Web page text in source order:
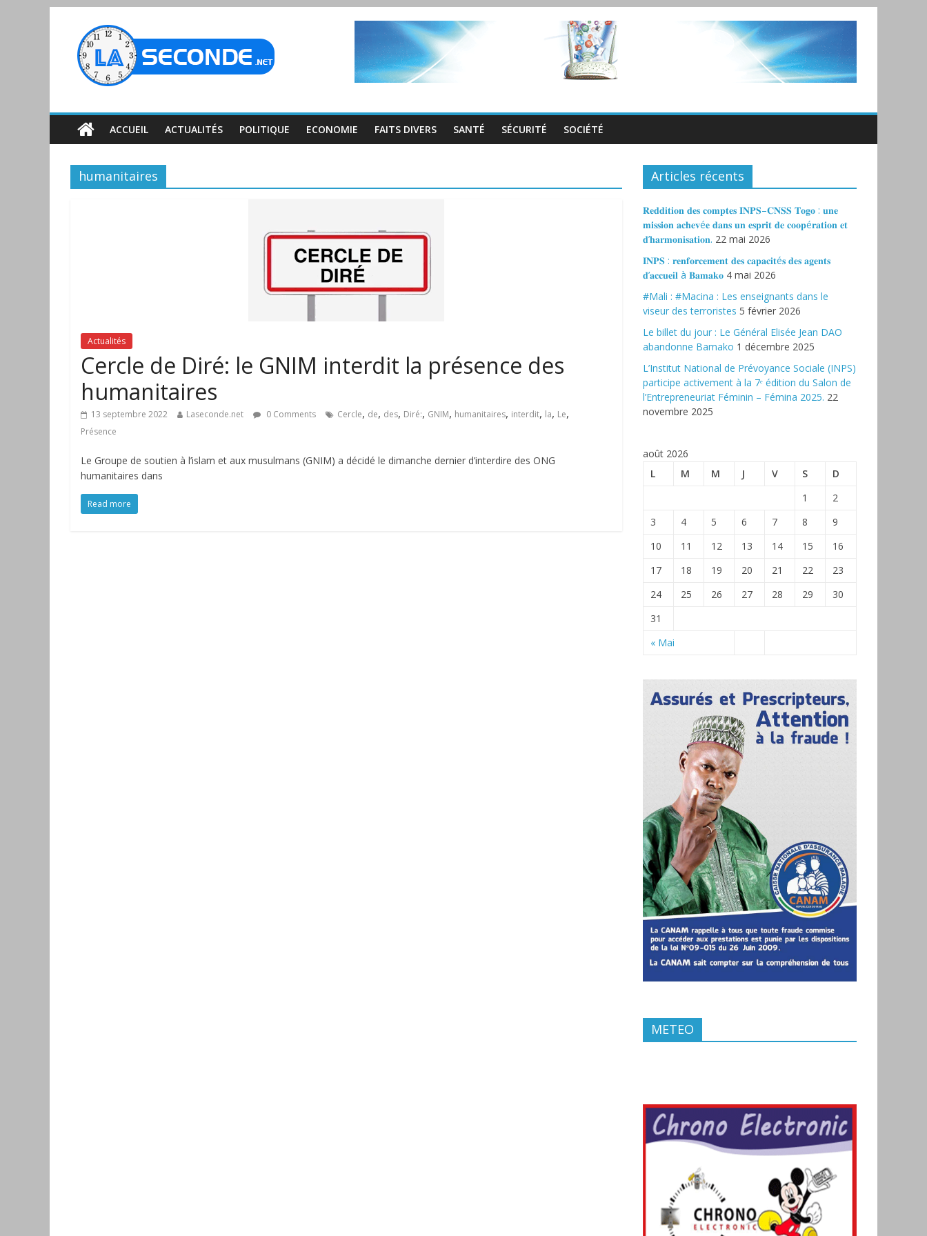
ACCUEIL ACTUALITÉS POLITIQUE ECONOMIE FAITS DIVERS SANTÉ SÉCURITÉ SOCIÉTÉ
humanitaires
Actualités
Cercle de Diré: le GNIM interdit la présence des
humanitaires
13 septembre 2022 Laseconde.net 0 Comments Cercle, de, des, Diré:, GNIM, humanitaires, interdit, la, Le,
Présence
Le Groupe de soutien à l’islam et aux musulmans (GNIM) a décidé le dimanche dernier d’interdire des ONG
humanitaires dans
Read more
Articles récents
𝐑𝐞𝐝𝐝𝐢𝐭𝐢𝐨𝐧 𝐝𝐞𝐬 𝐜𝐨𝐦𝐩𝐭𝐞𝐬 𝐈𝐍𝐏𝐒–𝐂𝐍𝐒𝐒 𝐓𝐨𝐠𝐨 : 𝐮𝐧𝐞
𝐦𝐢𝐬𝐬𝐢𝐨𝐧 𝐚𝐜𝐡𝐞𝐯é𝐞 𝐝𝐚𝐧𝐬 𝐮𝐧 𝐞𝐬𝐩𝐫𝐢𝐭 𝐝𝐞 𝐜𝐨𝐨𝐩é𝐫𝐚𝐭𝐢𝐨𝐧 𝐞𝐭
𝐝’𝐡𝐚𝐫𝐦𝐨𝐧𝐢𝐬𝐚𝐭𝐢𝐨𝐧. 22 mai 2026
𝐈𝐍𝐏𝐒 : 𝐫𝐞𝐧𝐟𝐨𝐫𝐜𝐞𝐦𝐞𝐧𝐭 𝐝𝐞𝐬 𝐜𝐚𝐩𝐚𝐜𝐢𝐭é𝐬 𝐝𝐞𝐬 𝐚𝐠𝐞𝐧𝐭𝐬
𝐝’𝐚𝐜𝐜𝐮𝐞𝐢𝐥 à 𝐁𝐚𝐦𝐚𝐤𝐨 4 mai 2026
#Mali : #Macina : Les enseignants dans le
viseur des terroristes 5 février 2026
‎Le billet du jour : Le Général Elisée Jean DAO
abandonne Bamako 1 décembre 2025
L’Institut National de Prévoyance Sociale (INPS)
participe activement à la 7ᵉ édition du Salon de
l’Entrepreneuriat Féminin – Fémina 2025. 22
novembre 2025
août 2026
L
M M J V S D
« Mai
1
2
3
4 5 6 7 8
9
10
11 12 13 14 15
16
17
18 19 20 21 22
23
24
25 26 27 28 29
30
31
METEO